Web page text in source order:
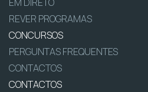
REVER PROGRAMAS
CONCURSOS
PERGUNTAS FREQUENTES
CONTACTOS
CONTACTOS